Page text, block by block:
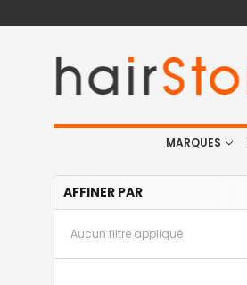
MARQUES
AFFINER PAR
Aucun filtre appliqué